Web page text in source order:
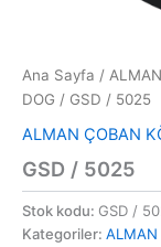
Ana Sayfa /
DOG / GSD / 5025
ALMAN ÇOBAN
GSD / 5025
Stok kodu: GSD /
Kategoriler: ALMAN